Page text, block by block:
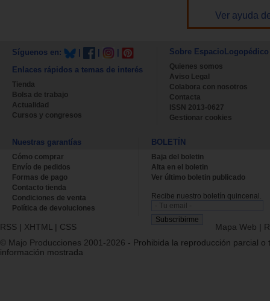
Ver ayuda
Síguenos en:
Enlaces rápidos a temas de interés
Tienda
Bolsa de trabajo
Actualidad
Cursos y congresos
Sobre EspacioLogopédico
Quienes somos
Aviso Legal
Colabora con nosotros
Contacta
ISSN 2013-0627
Gestionar cookies
Nuestras garantías
Cómo comprar
Envío de pedidos
Formas de pago
Contacto tienda
Condiciones de venta
Política de devoluciones
BOLETÍN
Baja del boletin
Alta en el boletin
Ver último boletin publicado
Recibe nuestro boletín quincenal.
RSS | XHTML | CSS Mapa Web |
© Majo Producciones 2001-2026 - Prohibida la reproducción parcial o
información mostrada